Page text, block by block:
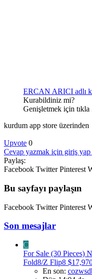
ERCAN ARICI adlı
Kurabildiniz mi?
Genişletmek için tıkla
kurdum app store üzerinden
Upvote 0
Cevap yazmak için giriş yap
Paylaş:
Facebook Twitter Pinterest
Bu sayfayı paylaşın
Facebook Twitter Pinterest
Son mesajlar
C
For Sale (30 Pieces)
Fold8/Z Flip8
En son: